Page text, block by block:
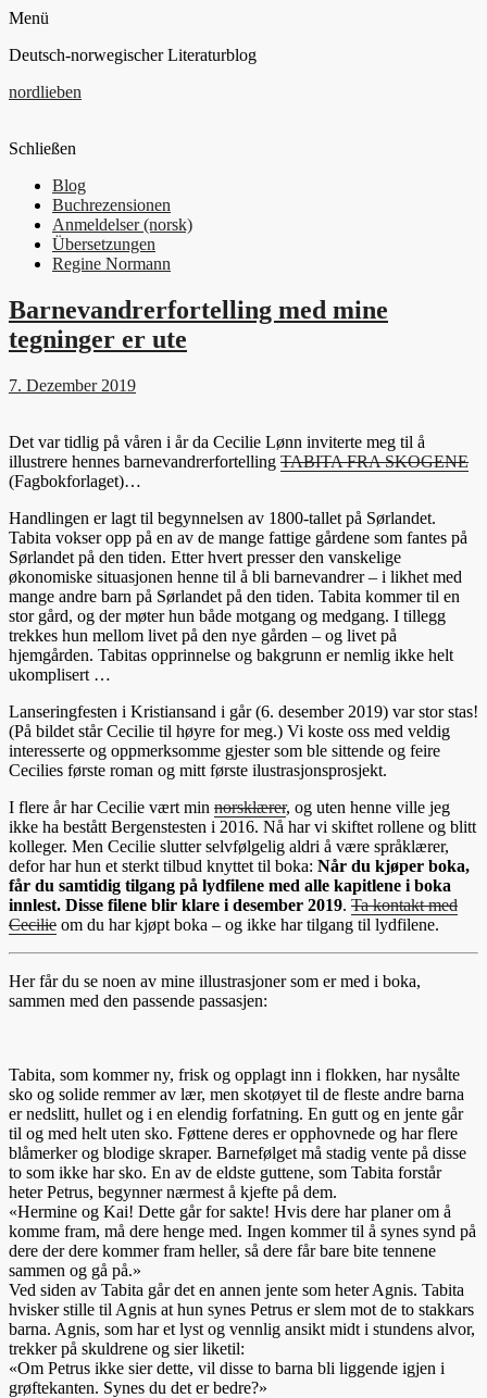
Menü
Deutsch-norwegischer Literaturblog
nordlieben
Schließen
Blog
Buchrezensionen
Anmeldelser (norsk)
Übersetzungen
Regine Normann
Barnevandrerfortelling med mine
tegninger er ute
7. Dezember 2019
Det var tidlig på våren i år da Cecilie Lønn inviterte meg til å
illustrere hennes barnevandrerfortelling TABITA FRA SKOGENE
(Fagbokforlaget)…
Handlingen er lagt til begynnelsen av 1800-tallet på Sørlandet.
Tabita vokser opp på en av de mange fattige gårdene som fantes på
Sørlandet på den tiden. Etter hvert presser den vanskelige
økonomiske situasjonen henne til å bli barnevandrer – i likhet med
mange andre barn på Sørlandet på den tiden. Tabita kommer til en
stor gård, og der møter hun både motgang og medgang. I tillegg
trekkes hun mellom livet på den nye gården – og livet på
hjemgården. Tabitas opprinnelse og bakgrunn er nemlig ikke helt
ukomplisert …
Lanseringfesten i Kristiansand i går (6. desember 2019) var stor stas!
(På bildet står Cecilie til høyre for meg.) Vi koste oss med veldig
interesserte og oppmerksomme gjester som ble sittende og feire
Cecilies første roman og mitt første ilustrasjonsprosjekt.
I flere år har Cecilie vært min norsklærer, og uten henne ville jeg
ikke ha bestått Bergenstesten i 2016. Nå har vi skiftet rollene og blitt
kolleger. Men Cecilie slutter selvfølgelig aldri å være språklærer,
defor har hun et sterkt tilbud knyttet til boka: Når du kjøper boka,
får du samtidig tilgang på lydfilene med alle kapitlene i boka
innlest. Disse filene blir klare i desember 2019. Ta kontakt med
Cecilie om du har kjøpt boka – og ikke har tilgang til lydfilene.
Her får du se noen av mine illustrasjoner som er med i boka,
sammen med den passende passasjen:
Tabita, som kommer ny, frisk og opplagt inn i flokken, har nysålte
sko og solide remmer av lær, men skotøyet til de fleste andre barna
er nedslitt, hullet og i en elendig forfatning. En gutt og en jente går
til og med helt uten sko. Føttene deres er opphovnede og har flere
blåmerker og blodige skraper. Barnefølget må stadig vente på disse
to som ikke har sko. En av de eldste guttene, som Tabita forstår
heter Petrus, begynner nærmest å kjefte på dem.
«Hermine og Kai! Dette går for sakte! Hvis dere har planer om å
komme fram, må dere henge med. Ingen kommer til å synes synd på
dere der dere kommer fram heller, så dere får bare bite tennene
sammen og gå på.»
Ved siden av Tabita går det en annen jente som heter Agnis. Tabita
hvisker stille til Agnis at hun synes Petrus er slem mot de to stakkars
barna. Agnis, som har et lyst og vennlig ansikt midt i stundens alvor,
trekker på skuldrene og sier liketil:
«Om Petrus ikke sier dette, vil disse to barna bli liggende igjen i
grøftekanten. Synes du det er bedre?»